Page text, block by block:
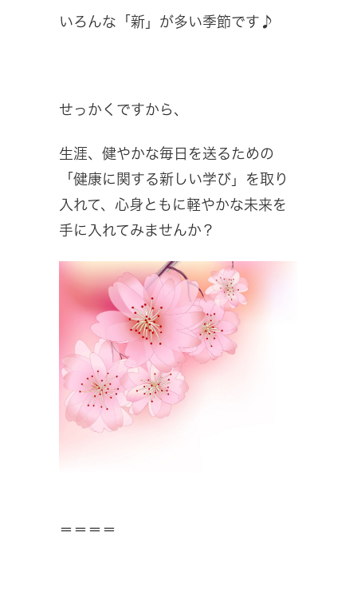
いろんな「新」が多い季節です♪
せっかくですから、
生涯、健やかな毎日を送るための
「健康に関する新しい学び」を取り
入れて、心身ともに軽やかな未来を
手に入れてみませんか？
＝＝＝＝